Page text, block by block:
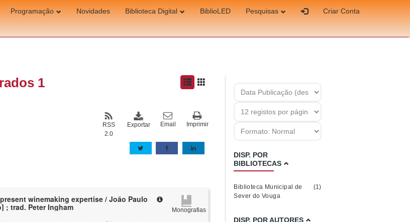
Programação Novidades Biblioteca Digital BiblioLED Pesquisas
Criar Conta
1
Imprimir
Email
Exportar
RSS
2.0
winemaking expertise / João Paulo
; trad. Peter Ingham
Monografias
DISP. POR
BIBLIOTECAS
Biblioteca Municipal de
Sever do Vouga
(1)
DISP. POR AUTORES